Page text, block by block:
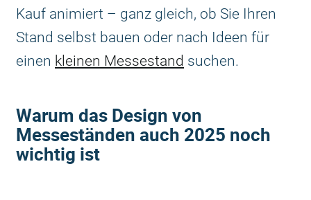
Kauf animiert – ganz gleich, ob Sie Ihren
Stand selbst bauen oder nach Ideen für
einen kleinen Messestand suchen.
Warum das Design von
Messeständen auch 2025 noch
wichtig ist